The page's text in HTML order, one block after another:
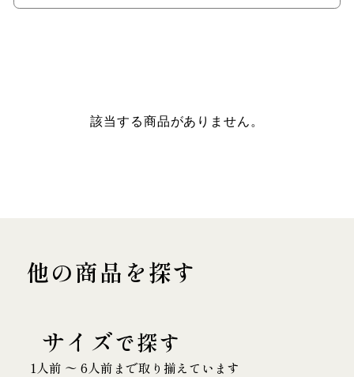
該当する商品がありません。
他の商品を探す
サイズで探す
1人前 〜 6人前まで取り揃えています